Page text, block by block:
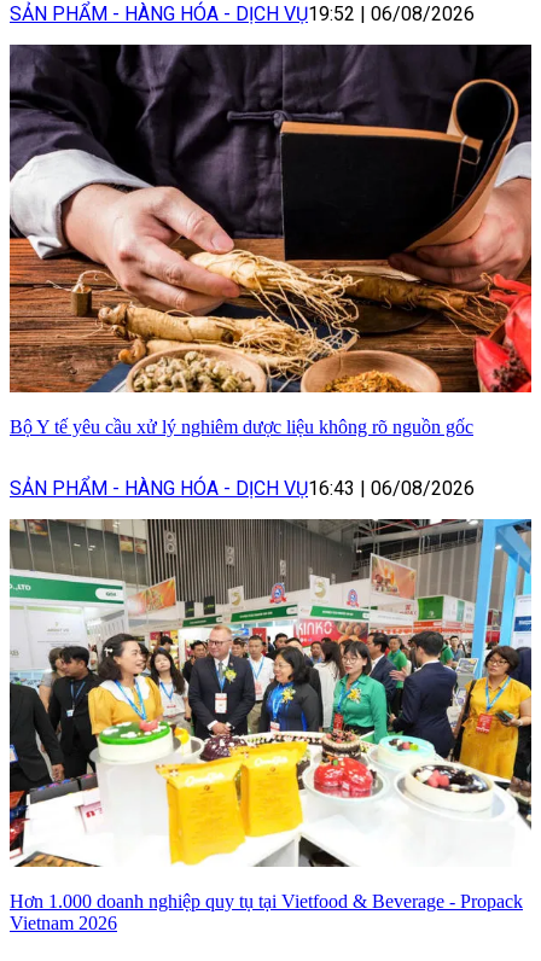
SẢN PHẨM - HÀNG HÓA - DỊCH VỤ19:52 06/08/2026
Bộ Y tế yêu cầu xử lý nghiêm dược liệu không rõ nguồn gốc
SẢN PHẨM - HÀNG HÓA - DỊCH VỤ16:43 06/08/2026
Hơn 1.000 doanh nghiệp quy tụ tại Vietfood & Beverage - Propack
Vietnam 2026